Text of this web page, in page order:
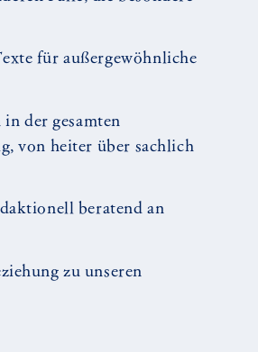
für außergewöhnliche
der gesamten
von heiter über sachlich
beratend an
zu unseren